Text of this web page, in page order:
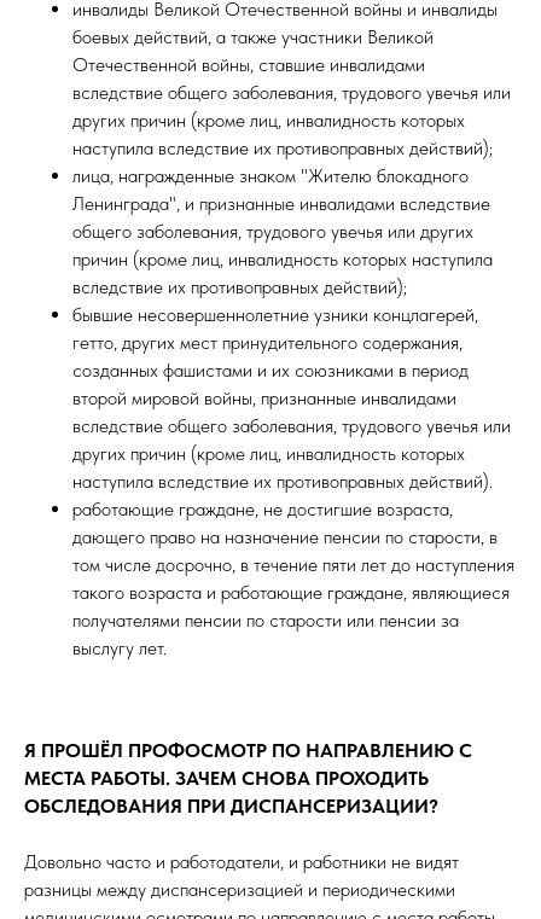
инвалиды Великой Отечественной войны и инвалиды
боевых действий, а также участники Великой
Отечественной войны, ставшие инвалидами
вследствие общего заболевания, трудового увечья или
других причин (кроме лиц, инвалидность которых
наступила вследствие их противоправных действий);
лица, награжденные знаком "Жителю блокадного
Ленинграда", и признанные инвалидами вследствие
общего заболевания, трудового увечья или других
причин (кроме лиц, инвалидность которых наступила
вследствие их противоправных действий);
бывшие несовершеннолетние узники концлагерей,
гетто, других мест принудительного содержания,
созданных фашистами и их союзниками в период
второй мировой войны, признанные инвалидами
вследствие общего заболевания, трудового увечья или
других причин (кроме лиц, инвалидность которых
наступила вследствие их противоправных действий).
работающие граждане, не достигшие возраста,
дающего право на назначение пенсии по старости, в
том числе досрочно, в течение пяти лет до наступления
такого возраста и работающие граждане, являющиеся
получателями пенсии по старости или пенсии за
выслугу лет.
Я ПРОШЁЛ ПРОФОСМОТР ПО НАПРАВЛЕНИЮ С
МЕСТА РАБОТЫ. ЗАЧЕМ СНОВА ПРОХОДИТЬ
ОБСЛЕДОВАНИЯ ПРИ ДИСПАНСЕРИЗАЦИИ?
Довольно часто и работодатели, и работники не видят
разницы между диспансеризацией и периодическими